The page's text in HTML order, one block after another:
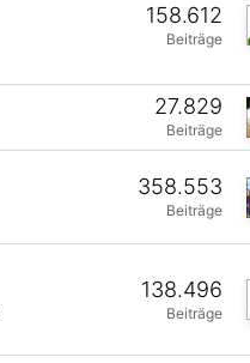
158.612
Beiträge
27.829
Beiträge
358.553
Beiträge
138.496
Beiträge